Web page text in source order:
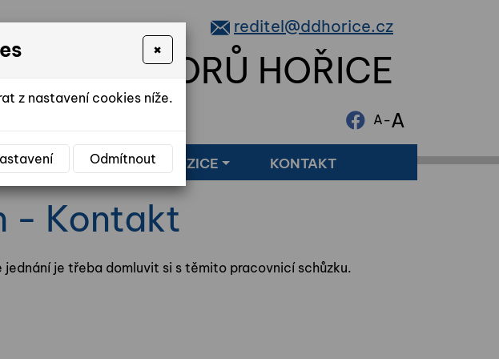
reditel@ddhorice.cz
SENIORŮ HOŘICE
A-A
VOLNÉ POZICE KONTAKT
- Kontakt
je třeba domluvit si s těmito pracovnicí schůzku.
×
z nastavení cookies níže.
Odmítnout